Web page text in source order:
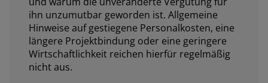
ihn unzumutbar geworden ist. Allgemeine
Hinweise auf gestiegene Personalkosten, eine
längere Projektbindung oder eine geringere
Wirtschaftlichkeit reichen hierfür regelmäßig
nicht aus.